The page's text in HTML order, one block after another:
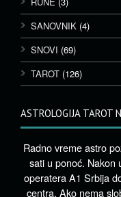
SANOVNIK (4)
SNOVI (69)
TAROT (126)
ASTROLOGIJA TAROT
Radno vreme astro
sati u ponoć. Nakon
operatera A1 Srbija
centra. Ako nema